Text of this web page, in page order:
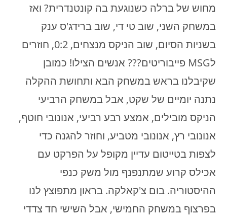
מחוש של ברלה כשנוגעת בה קונטנדרית? ואז
במשחק השני, שוב טי די, שוב ברידג'ס ענק
בשניות הסיום, שוב הניקס מנצחים, 0:2, חוזרים
לMSG פייבוריטים??? אנשים הצילו! כמובן
שקיבלנו בראש במשחק הבא ותחושת ההקלה
נתנה יומיים של שקט, אבל במשחק הרביעי
הניקס מובילים, אמצע רבע רביעי, אנונובי חוטף,
אנונובי רץ, אנונובי מטביע, וחוזר להגנה כדי
לצפות בטייטום עדיין מקופל על הפרקט עם
אכילס קרוע שמתנפנף מול משק כנפי
ההיסטוריה. בום צ'קאלקה. בראון מתפוצץ לנו
בפרצוף במשחק החמישי, אבל השישי חד צדדי